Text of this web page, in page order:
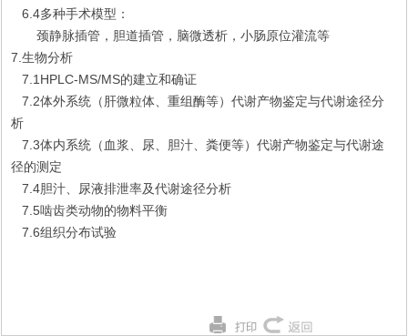
6.4多种手术模型：
颈静脉插管，胆道插管，脑微透析，小肠原位灌流等
7.生物分析
7.1HPLC-MS/MS的建立和确证
7.2体外系统（肝微粒体、重组酶等）代谢产物鉴定与代谢途径分
析
7.3体内系统（血浆、尿、胆汁、粪便等）代谢产物鉴定与代谢途
径的测定
7.4胆汁、尿液排泄率及代谢途径分析
7.5啮齿类动物的物料平衡
7.6组织分布试验